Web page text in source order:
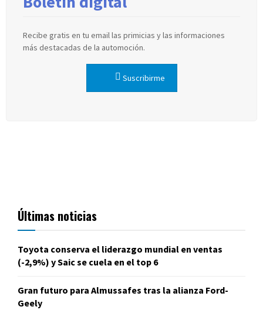
Recibe gratis en tu email las primicias y las informaciones
más destacadas de la automoción.
Suscribirme
Últimas noticias
Toyota conserva el liderazgo mundial en ventas
(-2,9%) y Saic se cuela en el top 6
Gran futuro para Almussafes tras la alianza Ford-
Geely